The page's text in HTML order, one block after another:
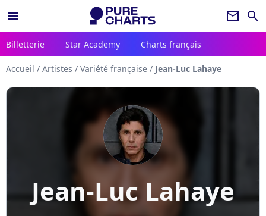
menu newsletter search
Billetterie Star Academy Charts français
Accueil / Artistes / Variété française / Jean-Luc Lahaye
Jean-Luc Lahaye